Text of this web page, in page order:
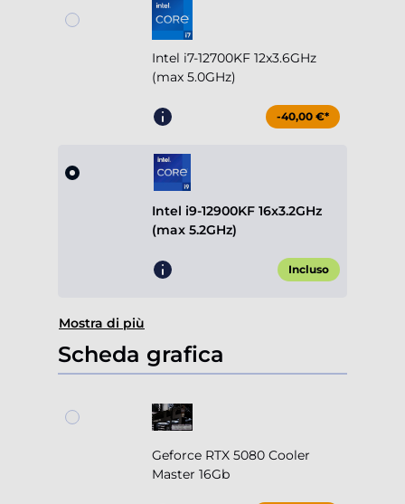
Intel i7-12700KF 12x3.6GHz
(max 5.0GHz)
-40,00 €*
Intel i9-12900KF 16x3.2GHz
(max 5.2GHz)
Incluso
Mostra di più
Scheda grafica
Geforce RTX 5080 Cooler
Master 16Gb